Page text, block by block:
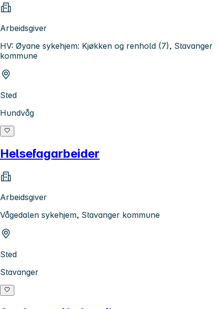
Arbeidsgiver
HV: Øyane sykehjem: Kjøkken og renhold (7), Stavanger
kommune
Sted
Hundvåg
Helsefagarbeider
Arbeidsgiver
Vågedalen sykehjem, Stavanger kommune
Sted
Stavanger